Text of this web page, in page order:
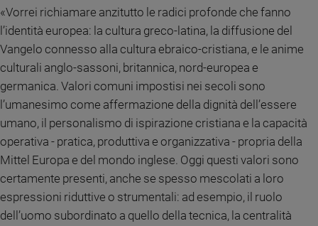
Migranti
Diversità
e
inclusione
Costume
e
spettacoli
Sanremo
2026
Cinema,
Tv
«Vorrei richiamare anzitutto le radici profonde che fanno
l’identità europea: la cultura greco-latina, la diffusione del
Vangelo connesso alla cultura ebraico-cristiana, e le anime
culturali anglo-sassoni, britannica, nord-europea e
germanica. Valori comuni impostisi nei secoli sono
l’umanesimo come affermazione della dignità dell’essere
umano, il personalismo di ispirazione cristiana e la capacità
operativa - pratica, produttiva e organizzativa - propria della
Mittel Europa e del mondo inglese. Oggi questi valori sono
certamente presenti, anche se spesso mescolati a loro
espressioni riduttive o strumentali: ad esempio, il ruolo
dell’uomo subordinato a quello della tecnica, la centralità